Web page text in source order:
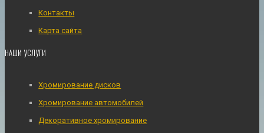
Контакты
Карта сайта
НАШИ УСЛУГИ
Хромирование дисков
Хромирование автомобилей
Декоративное хромирование